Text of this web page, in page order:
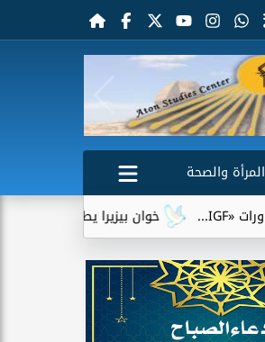
المرأة والصحة
خوان بيزيرا يطلب الرحيل عن الزمالك..